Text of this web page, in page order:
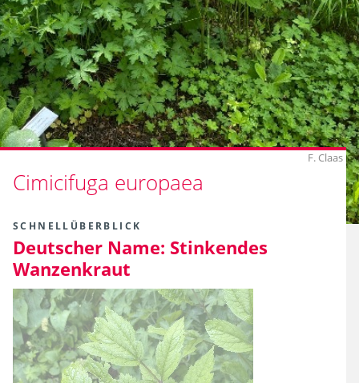
Cimicifuga europaea
F. Claas
SCHNELLÜBERBLICK
Deutscher Name: Stinkendes
Wanzenkraut